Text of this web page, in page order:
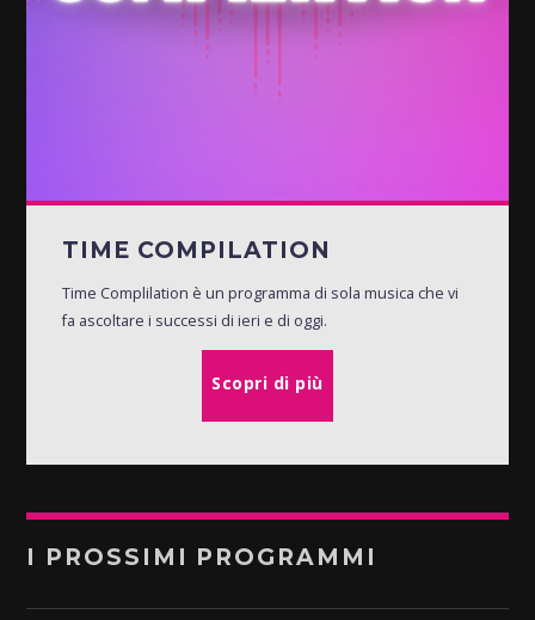
TIME COMPILATION
Time Complilation è un programma di sola musica che vi
fa ascoltare i successi di ieri e di oggi.
Scopri di più
I PROSSIMI PROGRAMMI